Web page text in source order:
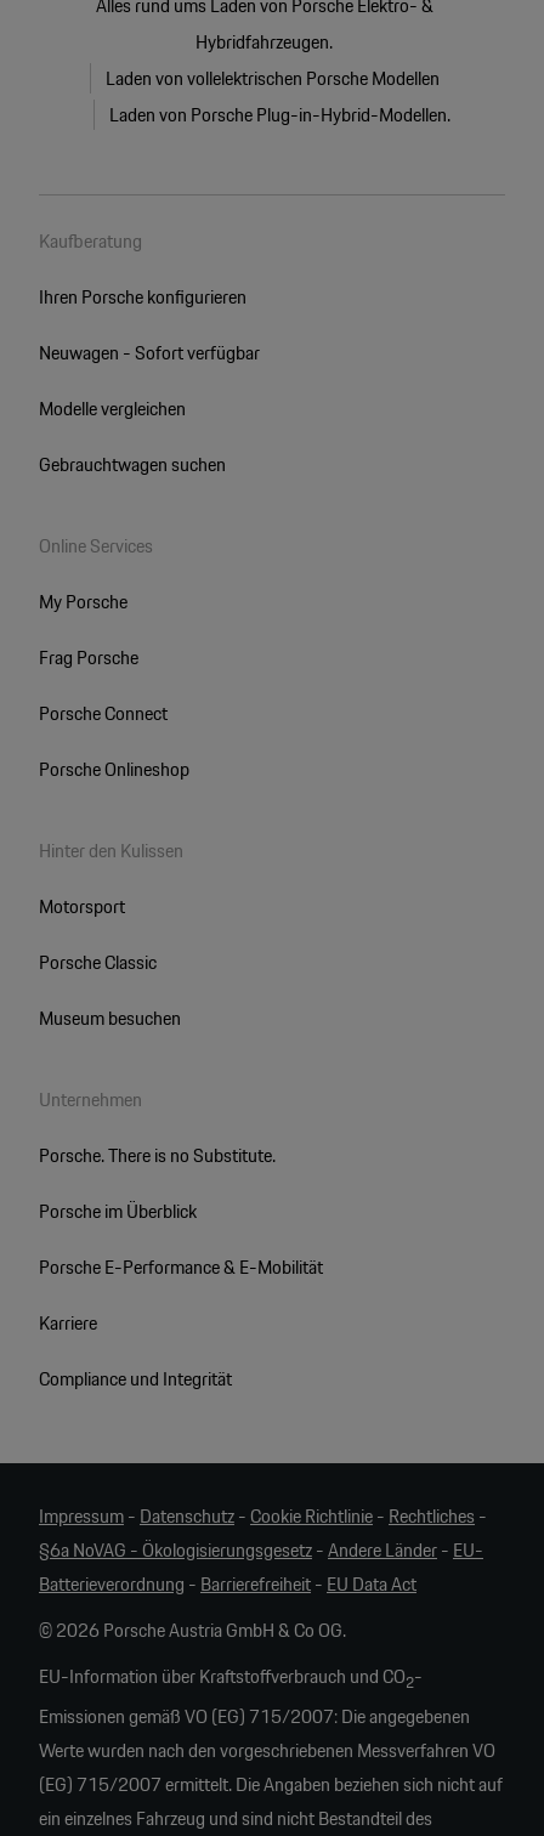
Hybridfahrzeugen.
Laden von vollelektrischen Porsche Modellen
Laden von Porsche Plug-in-Hybrid-Modellen.
Kaufberatung
Ihren Porsche konfigurieren
Neuwagen - Sofort verfügbar
Modelle vergleichen
Gebrauchtwagen suchen
Online Services
My Porsche
Frag Porsche
Porsche Connect
Porsche Onlineshop
Hinter den Kulissen
Motorsport
Porsche Classic
Museum besuchen
Unternehmen
Porsche. There is no Substitute.
Porsche im Überblick
Porsche E-Performance & E-Mobilität
Karriere
Compliance und Integrität
Impressum-Datenschutz-Cookie Richtlinie-Rechtliches-
§6a NoVAG - Ökologisierungsgesetz-Andere Länder-EU-
Batterieverordnung -Barrierefreiheit-EU Data Act
© 2026 Porsche Austria GmbH & Co OG.
EU-Information über Kraftstoffverbrauch und CO2-
Emissionen gemäß VO (EG) 715/2007: Die angegebenen
Werte wurden nach den vorgeschriebenen Messverfahren VO
(EG) 715/2007 ermittelt. Die Angaben beziehen sich nicht auf
ein einzelnes Fahrzeug und sind nicht Bestandteil des